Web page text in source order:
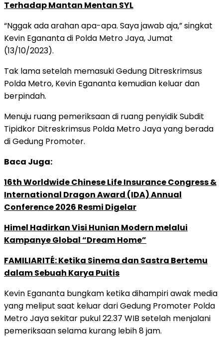
Terhadap Mantan Mentan SYL
“Nggak ada arahan apa-apa. Saya jawab aja,” singkat
Kevin Egananta di Polda Metro Jaya, Jumat
(13/10/2023).
Tak lama setelah memasuki Gedung Ditreskrimsus
Polda Metro, Kevin Egananta kemudian keluar dan
berpindah.
Menuju ruang pemeriksaan di ruang penyidik Subdit
Tipidkor Ditreskrimsus Polda Metro Jaya yang berada
di Gedung Promoter.
Baca Juga:
16th Worldwide Chinese Life Insurance Congress &
International Dragon Award (IDA) Annual
Conference 2026 Resmi Digelar
Himel Hadirkan Visi Hunian Modern melalui
Kampanye Global “Dream Home”
FAMILIARITÉ: Ketika Sinema dan Sastra Bertemu
dalam Sebuah Karya Puitis
Kevin Egananta bungkam ketika dihampiri awak media
yang meliput saat keluar dari Gedung Promoter Polda
Metro Jaya sekitar pukul 22.37 WIB setelah menjalani
pemeriksaan selama kurang lebih 8 jam.